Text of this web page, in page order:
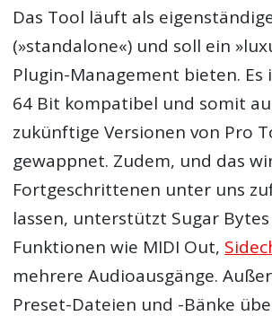
Das Tool läuft als
(»standalone«) und soll ein
Plugin-Management bieten.
64 Bit kompatibel und somit
zukünftige Versionen von Pro
gewappnet. Zudem, und das
Fortgeschrittenen unter uns
lassen, unterstützt Sugar Bytes
Funktionen wie MIDI Out,
mehrere Audioausgänge.
Preset-Dateien und -Bänke